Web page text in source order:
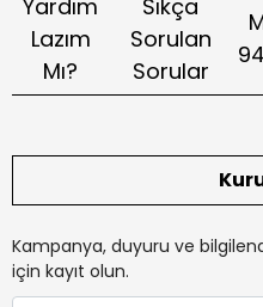
Yardım
Lazım
Mı?
Sıkça
Sorulan
Sorular
Kampanya, duyuru ve
için kayıt olun.